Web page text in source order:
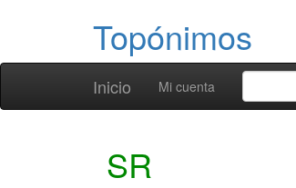
Topónimos
Inicio Mi cuenta
SR